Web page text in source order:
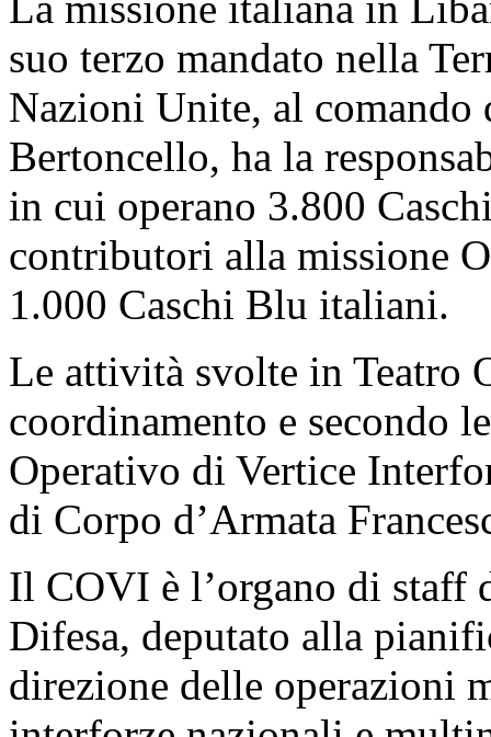
suo terzo mandato nella
Nazioni Unite, al comando
Bertoncello, ha la
in cui operano 3.800
contributori alla missione
1.000 Caschi Blu italiani.
Le attività svolte in Teatro
coordinamento e secondo
Operativo di Vertice
di Corpo d’Armata
Il COVI è l’organo di staff
Difesa, deputato alla
direzione delle operazioni